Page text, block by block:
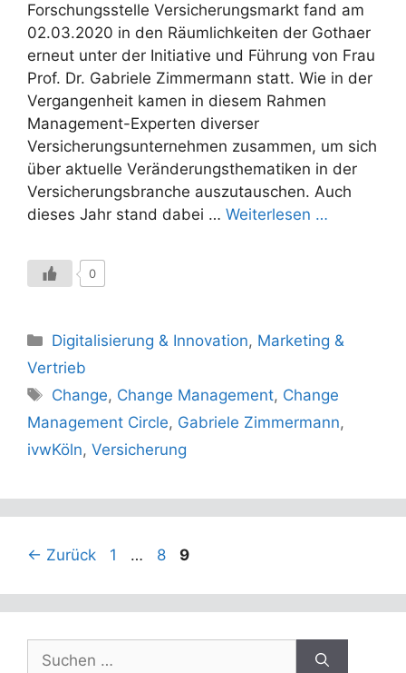
Forschungsstelle Versicherungsmarkt fand am
02.03.2020 in den Räumlichkeiten der Gothaer
erneut unter der Initiative und Führung von Frau
Prof. Dr. Gabriele Zimmermann statt. Wie in der
Vergangenheit kamen in diesem Rahmen
Management-Experten diverser
Versicherungsunternehmen zusammen, um sich
über aktuelle Veränderungsthematiken in der
Versicherungsbranche auszutauschen. Auch
dieses Jahr stand dabei … Weiterlesen …
0
Kategorien
Digitalisierung & Innovation, Marketing &
Vertrieb
Schlagwörter
Change, Change Management, Change
Management Circle, Gabriele Zimmermann,
ivwKöln, Versicherung
← Zurück Seite
1 … Seite
8 Seite
9